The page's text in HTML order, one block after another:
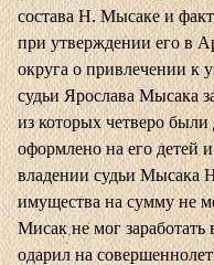
состава Н. Мысаке и
при утверждении его в
округа о привлечении к
судьи Ярослава Мысака
из которых четверо
оформлено на его детей
владении судьи Мысака
имущества на сумму не
Мисак не мог
одарил на